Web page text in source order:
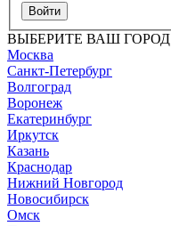
Войти
ВЫБЕРИТЕ ВАШ ГОРОД
Москва
Санкт-Петербург
Волгоград
Воронеж
Екатеринбург
Иркутск
Казань
Краснодар
Нижний Новгород
Новосибирск
Омск